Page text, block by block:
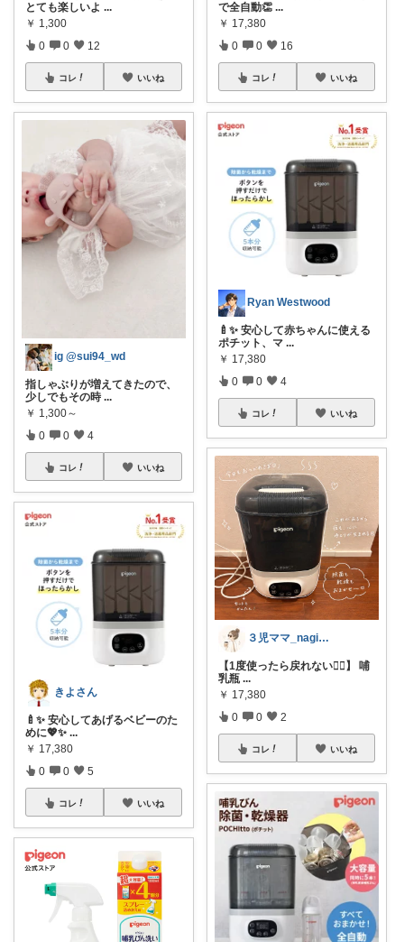
とても楽しいよ ...
￥ 1,300
0 0 12
コレ いいね
ig @sui94_wd
指しゃぶりが増えてきたので、
少しでもその時 ...
￥ 1,300～
0 0 4
コレ いいね
きよさん
🍼✨ 安心してあげるベビーのた
めに💖✨ ...
￥ 17,380
0 0 5
コレ いいね
で全自動👏 ...
￥ 17,380
0 0 16
コレ いいね
Ryan Westwood
🍼✨ 安心して赤ちゃんに使える
ポチット、マ ...
￥ 17,380
0 0 4
コレ いいね
３児ママ_nagi｜お買い物応援🧸
【1度使ったら戻れない❤️‍🔥】 哺
乳瓶 ...
￥ 17,380
0 0 2
コレ いいね